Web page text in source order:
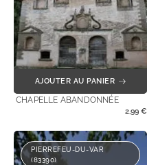
AJOUTER AU PANIER
CHAPELLE ABANDONNÉE
2,99 €
PIERREFEU-DU-VAR
(83390)